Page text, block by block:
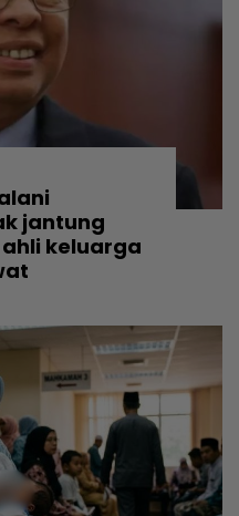
jantung
keluarga